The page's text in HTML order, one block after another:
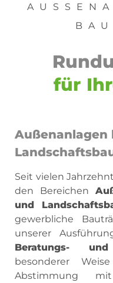
für
Außenanlagen
Seit vielen
den Bereichen
und
gewerbliche
unserer
Beratungs- und
besonderer
Abstimmung